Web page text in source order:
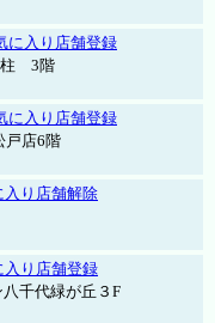
に入り店舗登録
柱 3階
に入り店舗登録
戸店6階
入り店舗解除
入り店舗登録
千代緑が丘３F